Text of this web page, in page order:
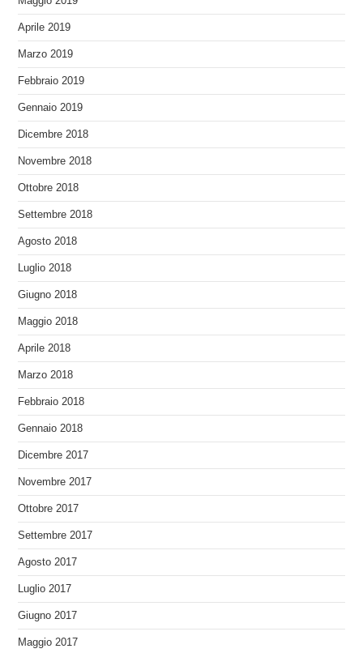
Aprile 2019
Marzo 2019
Febbraio 2019
Gennaio 2019
Dicembre 2018
Novembre 2018
Ottobre 2018
Settembre 2018
Agosto 2018
Luglio 2018
Giugno 2018
Maggio 2018
Aprile 2018
Marzo 2018
Febbraio 2018
Gennaio 2018
Dicembre 2017
Novembre 2017
Ottobre 2017
Settembre 2017
Agosto 2017
Luglio 2017
Giugno 2017
Maggio 2017